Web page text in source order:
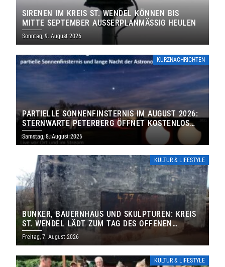
SIRENEN IM KREIS ST. WENDEL KÖNNEN BIS
MITTE SEPTEMBER AUSSERPLANMÄSSIG HEULEN
Sonntag, 9. August 2026
KURZNACHRICHTEN
PARTIELLE SONNENFINSTERNIS IM AUGUST 2026:
STERNWARTE PETERBERG ÖFFNET KOSTENLOS
IHRE TORE
Samstag, 8. August 2026
KULTUR & LIFESTYLE
BUNKER, BAUERNHAUS UND SKULPTUREN: KREIS
ST. WENDEL LÄDT ZUM TAG DES OFFENEN
DENKMALS EIN
Freitag, 7. August 2026
KULTUR & LIFESTYLE